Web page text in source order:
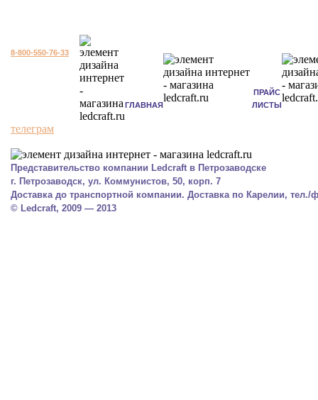
8-800-550-76-33
ГЛАВНАЯ
ПРАЙС
ЛИСТЫ
телеграм
Представительство компании Ledcraft в Петрозаводске
г. Петрозаводск, ул. Коммунистов, 50, корп. 7
Доставка до транспортной компании. Доставка по Карелии, тел./
© Ledcraft, 2009 — 2013